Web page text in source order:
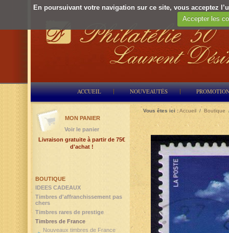
En poursuivant votre navigation sur ce site, vous acceptez
Accepter les
ACCUEIL NOUVEAUTÉS
Vous êtes ici :Accueil / Boutique
BOUTIQUE
IDEES CADEAUX
Timbres d'affranchissement pas
chers
Timbres rares de prestige
Timbres de France
Nouveaux timbres de France
MON PANIER
Voir le panier
Livraison gratuite à partir de 75€
d'achat !